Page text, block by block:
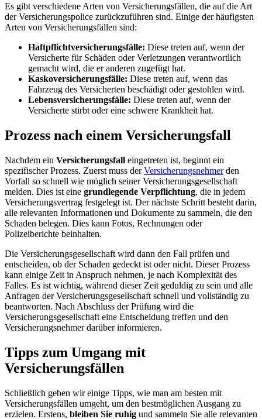
Es gibt verschiedene Arten von Versicherungsfällen, die auf die Art
der Versicherungspolice zurückzuführen sind. Einige der häufigsten
Arten von Versicherungsfällen sind:
Haftpflichtversicherungsfälle: Diese treten auf, wenn der
Versicherte für Schäden oder Verletzungen verantwortlich
gemacht wird, die er anderen zugefügt hat.
Kaskoversicherungsfälle: Diese treten auf, wenn das
Fahrzeug des Versicherten beschädigt oder gestohlen wird.
Lebensversicherungsfälle: Diese treten auf, wenn der
Versicherte stirbt oder eine schwere Krankheit hat.
Prozess nach einem Versicherungsfall
Nachdem ein Versicherungsfall eingetreten ist, beginnt ein
spezifischer Prozess. Zuerst muss derVersicherungsnehmerden
Vorfall so schnell wie möglich seiner Versicherungsgesellschaft
melden. Dies ist eine grundlegende Verpflichtung, die in jedem
Versicherungsvertrag festgelegt ist. Der nächste Schritt besteht darin,
alle relevanten Informationen und Dokumente zu sammeln, die den
Schaden belegen. Dies kann Fotos, Rechnungen oder
Polizeiberichte beinhalten.
Die Versicherungsgesellschaft wird dann den Fall prüfen und
entscheiden, ob der Schaden gedeckt ist oder nicht. Dieser Prozess
kann einige Zeit in Anspruch nehmen, je nach Komplexität des
Falles. Es ist wichtig, während dieser Zeit geduldig zu sein und alle
Anfragen der Versicherungsgesellschaft schnell und vollständig zu
beantworten. Nach Abschluss der Prüfung wird die
Versicherungsgesellschaft eine Entscheidung treffen und den
Versicherungsnehmer darüber informieren.
Tipps zum Umgang mit
Versicherungsfällen
Schließlich geben wir einige Tipps, wie man am besten mit
Versicherungsfällen umgeht, um den bestmöglichen Ausgang zu
erzielen. Erstens, bleiben Sie ruhig und sammeln Sie alle relevanten